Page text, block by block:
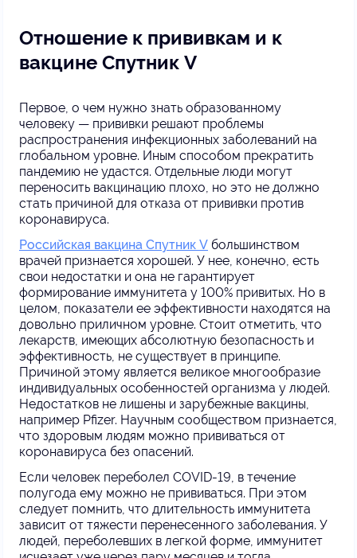
Отношение к прививкам и к
вакцине Спутник V
Первое, о чем нужно знать образованному
человеку — прививки решают проблемы
распространения инфекционных заболеваний на
глобальном уровне. Иным способом прекратить
пандемию не удастся. Отдельные люди могут
переносить вакцинацию плохо, но это не должно
стать причиной для отказа от прививки против
коронавируса.
Российская вакцина Спутник V большинством
врачей признается хорошей. У нее, конечно, есть
свои недостатки и она не гарантирует
формирование иммунитета у 100% привитых. Но в
целом, показатели ее эффективности находятся на
довольно приличном уровне. Стоит отметить, что
лекарств, имеющих абсолютную безопасность и
эффективность, не существует в принципе.
Причиной этому является великое многообразие
индивидуальных особенностей организма у людей.
Недостатков не лишены и зарубежные вакцины,
например Pfizer. Научным сообществом признается,
что здоровым людям можно прививаться от
коронавируса без опасений.
Если человек переболел COVID-19, в течение
полугода ему можно не прививаться. При этом
следует помнить, что длительность иммунитета
зависит от тяжести перенесенного заболевания. У
людей, переболевших в легкой форме, иммунитет